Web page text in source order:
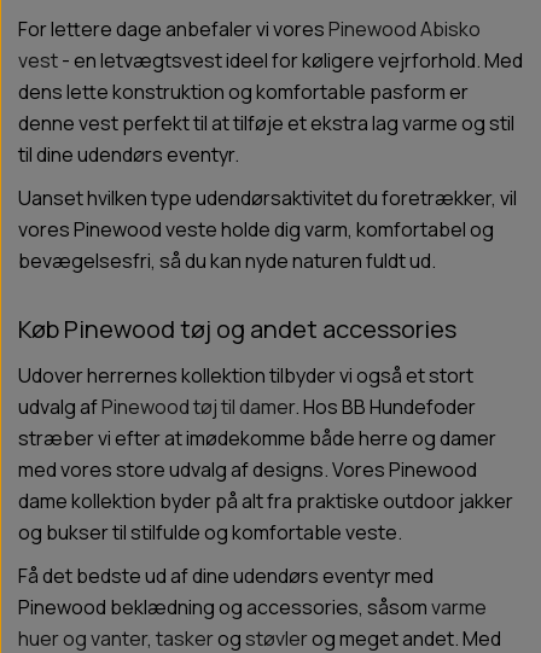
For lettere dage anbefaler vi voresPinewood Abisko
vest- en letvægtsvest ideel for køligere vejrforhold. Med
dens lette konstruktion og komfortable pasform er
denne vest perfekt til at tilføje et ekstra lag varme og stil
til dine udendørs eventyr.
Uanset hvilken type udendørsaktivitet du foretrækker, vil
vores Pinewood veste holde dig varm, komfortabel og
bevægelsesfri, så du kan nyde naturen fuldt ud.
Køb Pinewood tøj og andet accessories
Udover herrernes kollektion tilbyder vi også et stort
udvalg afPinewood tøj til damer. Hos BB Hundefoder
stræber vi efter at imødekomme både herre og damer
med vores store udvalg af designs. Vores Pinewood
dame kollektion byder på alt fra praktiske outdoor jakker
og bukser til stilfulde og komfortable veste.
Få det bedste ud af dine udendørs eventyr med
Pinewood beklædning og accessories, såsomvarme
huer og vanter, taskerogstøvlerog meget andet. Med